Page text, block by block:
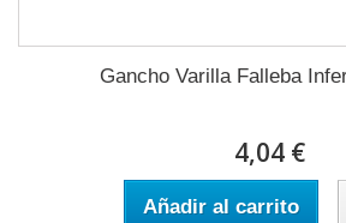
Gancho Varilla Falleba
4,04 €
Añadir al carrito